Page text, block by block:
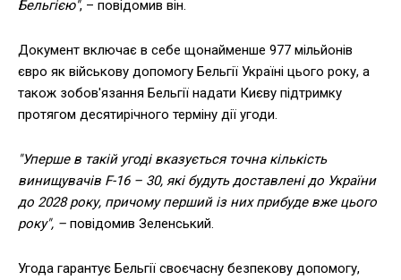
Бельгією", – повідомив він.
Документ включає в себе щонайменше 977 мільйонів
євро як військову допомогу Бельгії Україні цього року, а
також зобов'язання Бельгії надати Києву підтримку
протягом десятирічного терміну дії угоди.
"Уперше в такій угоді вказується точна кількість
винищувачів F-16 – 30, які будуть доставлені до України
до 2028 року, причому перший із них прибуде вже цього
року", – повідомив Зеленський.
Угода гарантує Бельгії своєчасну безпекову допомогу,